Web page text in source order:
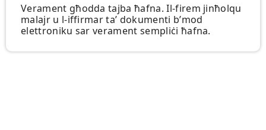
Verament għodda tajba ħafna. Il-firem jinħolqu
malajr u l-iffirmar ta’ dokumenti b’mod
elettroniku sar verament sempliċi ħafna.